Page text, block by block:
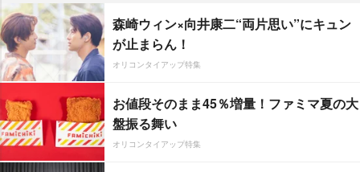
森崎ウィン×向井康二“両片思い”にキュン
が止まらん！
オリコンタイアップ特集
お値段そのまま45％増量！ファミマ夏の大
盤振る舞い
オリコンタイアップ特集